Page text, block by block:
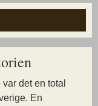
det en total
En